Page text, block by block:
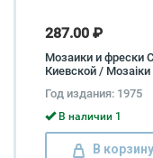
287.00 ₽
Мозаики и фрески
Киевской / Мозаiки
Mosaics and
St. Sophia's
Kiev I. Тоцька
Год издания: 1975
В наличии 1
В корзину